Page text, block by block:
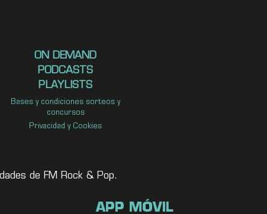
ON DEMAND
PODCASTS
PLAYLISTS
Bases y condiciones sorteos y
concursos
Privacidad y Cookies
de FM Rock & Pop.
APP MÓVIL